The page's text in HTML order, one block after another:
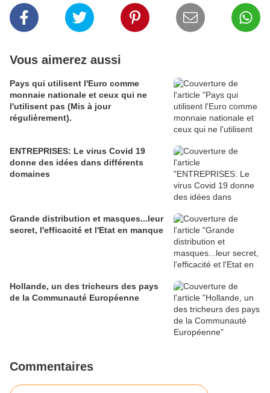
Vous aimerez aussi
Pays qui utilisent l'Euro comme
monnaie nationale et ceux qui ne
l'utilisent pas (Mis à jour
régulièrement).
ENTREPRISES: Le virus Covid 19
donne des idées dans différents
domaines
Grande distribution et masques...leur
secret, l'efficacité et l'Etat en manque
Hollande, un des tricheurs des pays
de la Communauté Européenne
Commentaires